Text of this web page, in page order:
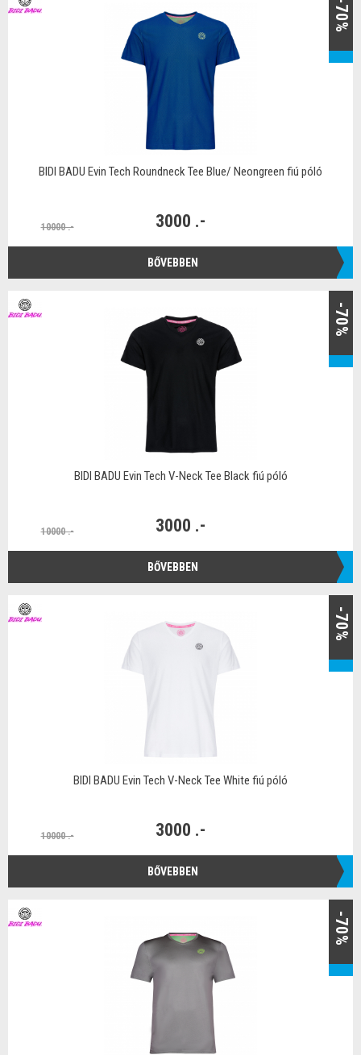
-70%
BIDI BADU Evin Tech Roundneck Tee Blue/ Neongreen fiú póló
10000 .- 3000 .-
BŐVEBBEN
-70%
BIDI BADU Evin Tech V-Neck Tee Black fiú póló
10000 .- 3000 .-
BŐVEBBEN
-70%
BIDI BADU Evin Tech V-Neck Tee White fiú póló
10000 .- 3000 .-
BŐVEBBEN
-70%